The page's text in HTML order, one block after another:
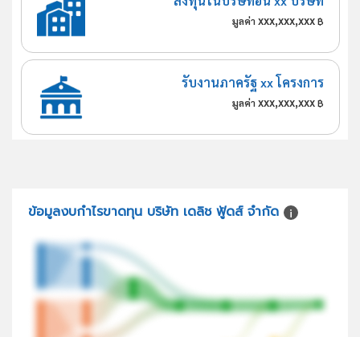
มูลค่า xxx,xxx,xxx ฿
รับงานภาครัฐ xx โครงการ
มูลค่า xxx,xxx,xxx ฿
ข้อมูลงบกำไรขาดทุน บริษัท เดลิช ฟู้ดส์ จำกัด